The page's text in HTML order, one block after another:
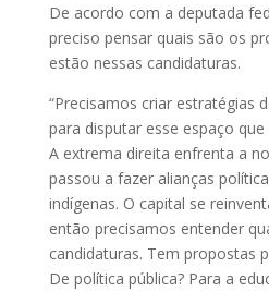
De acordo com a deputada
preciso pensar quais são os
estão nessas candidaturas.
“Precisamos criar estratégias
para disputar esse espaço
A extrema direita enfrenta a
passou a fazer alianças
indígenas. O capital se
então precisamos entender
candidaturas. Tem propostas
De política pública? Para a